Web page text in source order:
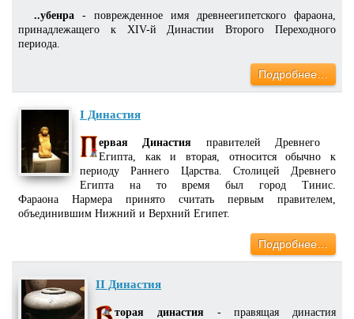
..убенра - поврежденное имя древнеегипетского фараона,
принадлежащего к XIV-й Династии Второго Переходного
периода.
Подробнее…
I Династия
ервая Династия правителей Древнего
Египта, как и вторая, относится обычно к
периоду Раннего Царства. Столицей Древнего
Египта на то время был город Тинис.
Фараона Нармера принято считать первым правителем,
объединившим Нижний и Верхний Египет.
Подробнее…
II Династия
торая династия - правящая династия